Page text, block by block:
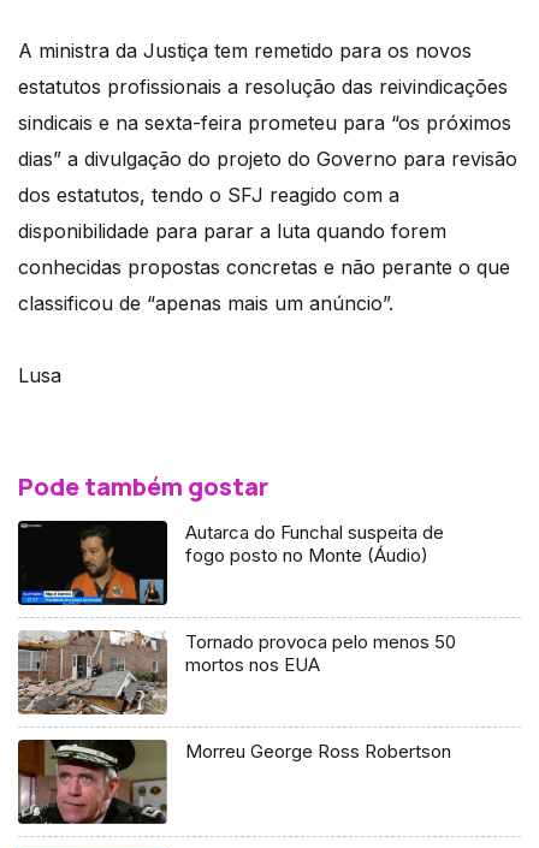
A ministra da Justiça tem remetido para os novos
estatutos profissionais a resolução das reivindicações
sindicais e na sexta-feira prometeu para “os próximos
dias” a divulgação do projeto do Governo para revisão
dos estatutos, tendo o SFJ reagido com a
disponibilidade para parar a luta quando forem
conhecidas propostas concretas e não perante o que
classificou de “apenas mais um anúncio”.
Lusa
Pode também gostar
Autarca do Funchal suspeita de
fogo posto no Monte (Áudio)
Tornado provoca pelo menos 50
mortos nos EUA
Morreu George Ross Robertson